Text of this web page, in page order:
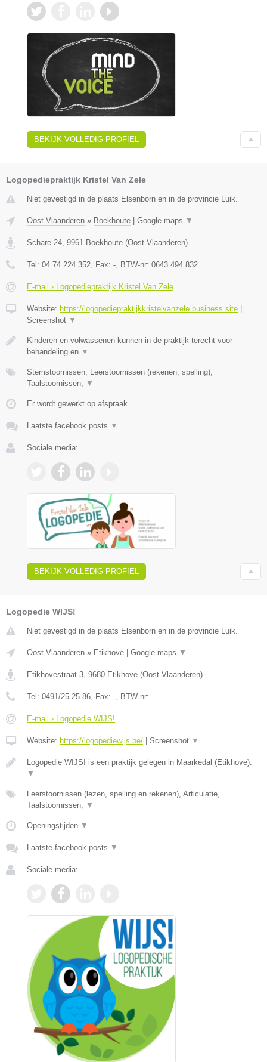
BEKIJK VOLLEDIG PROFIEL
Logopediepraktijk Kristel Van Zele
Niet gevestigd in de plaats Elsenborn en in de provincie Luik.
Oost-Vlaanderen » Boekhoute Google maps ▼
Schare 24, 9961 Boekhoute (Oost-Vlaanderen)
Tel: 04 74 224 352, Fax: -, BTW-nr: 0643.494.832
E-mail › Logopediepraktijk Kristel Van Zele
Website: https://logopediepraktijkkristelvanzele.business.site
Screenshot ▼
Kinderen en volwassenen kunnen in de praktijk terecht voor
behandeling en ▼
Stemstoornissen, Leerstoornissen (rekenen, spelling),
Taalstoornissen, ▼
Er wordt gewerkt op afspraak.
Laatste facebook posts ▼
Sociale media:
BEKIJK VOLLEDIG PROFIEL
Logopedie WIJS!
Niet gevestigd in de plaats Elsenborn en in de provincie Luik.
Oost-Vlaanderen » Etikhove Google maps ▼
Etikhovestraat 3, 9680 Etikhove (Oost-Vlaanderen)
Tel: 0491/25 25 86, Fax: -, BTW-nr: -
E-mail › Logopedie WIJS!
Website: https://logopediewijs.be/ Screenshot ▼
Logopedie WIJS! is een praktijk gelegen in Maarkedal (Etikhove).
▼
Leerstoornissen (lezen, spelling en rekenen), Articulatie,
Taalstoornissen, ▼
Openingstijden ▼
Laatste facebook posts ▼
Sociale media: